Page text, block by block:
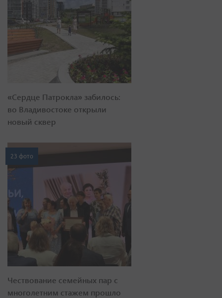
«Сердце Патрокла» забилось:
во Владивостоке открыли
новый сквер
23 фото
Чествование семейных пар с
многолетним стажем прошло